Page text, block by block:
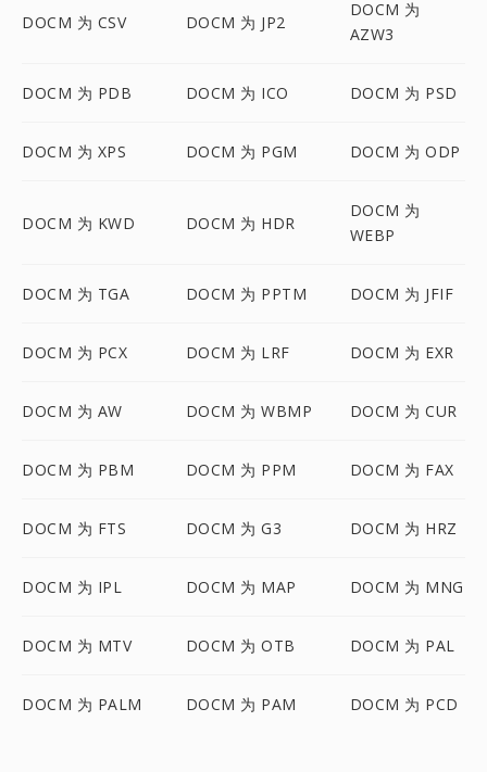
DOCM 为 CSV DOCM 为 JP2
DOCM 为
AZW3
DOCM 为 PDB DOCM 为 ICO DOCM 为 PSD
DOCM 为 XPS DOCM 为 PGM DOCM 为 ODP
DOCM 为 KWD DOCM 为 HDR
DOCM 为
WEBP
DOCM 为 TGA DOCM 为 PPTM DOCM 为 JFIF
DOCM 为 PCX DOCM 为 LRF DOCM 为 EXR
DOCM 为 AW DOCM 为 WBMP DOCM 为 CUR
DOCM 为 PBM DOCM 为 PPM DOCM 为 FAX
DOCM 为 FTS DOCM 为 G3 DOCM 为 HRZ
DOCM 为 IPL DOCM 为 MAP DOCM 为 MNG
DOCM 为 MTV DOCM 为 OTB DOCM 为 PAL
DOCM 为 PALM DOCM 为 PAM DOCM 为 PCD